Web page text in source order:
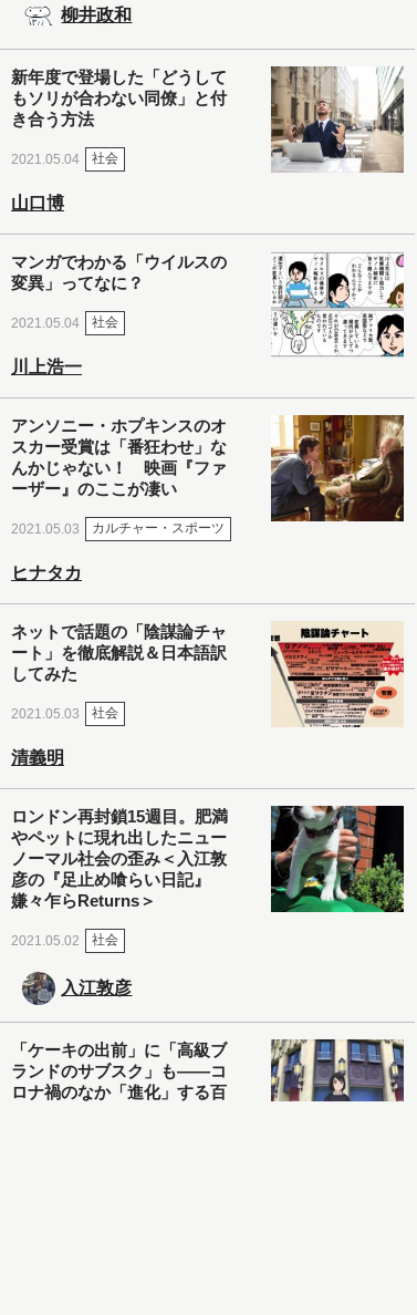
柳井政和
新年度で登場した「どうして
もソリが合わない同僚」と付
き合う方法
2021.05.04 社会
山口博
マンガでわかる「ウイルスの
変異」ってなに？
2021.05.04 社会
川上浩一
アンソニー・ホプキンスのオ
スカー受賞は「番狂わせ」な
んかじゃない！ 映画『ファ
ーザー』のここが凄い
2021.05.03 カルチャー・スポーツ
ヒナタカ
ネットで話題の「陰謀論チャ
ート」を徹底解説＆日本語訳
してみた
2021.05.03 社会
清義明
ロンドン再封鎖15週目。肥満
やペットに現れ出したニュー
ノーマル社会の歪み＜入江敦
彦の『足止め喰らい日記』
嫌々乍らReturns＞
2021.05.02 社会
入江敦彦
「ケーキの出前」に「高級ブ
ランドのサブスク」も――コ
ロナ禍のなか「進化」する百